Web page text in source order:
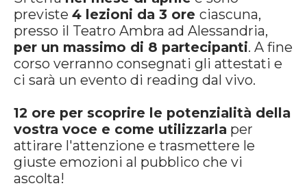
previste 4 lezioni da 3 ore ciascuna,
presso il Teatro Ambra ad Alessandria,
per un massimo di 8 partecipanti. A fine
corso verranno consegnati gli attestati e
ci sarà un evento di reading dal vivo.
12 ore per scoprire le potenzialità della
vostra voce e come utilizzarla per
attirare l'attenzione e trasmettere le
giuste emozioni al pubblico che vi
ascolta!